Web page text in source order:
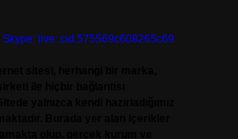
Skype: live:.cid.575569c608265c69